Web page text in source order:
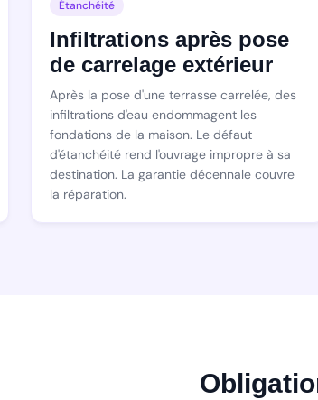
Étanchéité
Infiltrations après pose
de carrelage extérieur
Après la pose d'une terrasse carrelée, des
infiltrations d'eau endommagent les
fondations de la maison. Le défaut
d'étanchéité rend l'ouvrage impropre à sa
destination. La garantie décennale couvre
la réparation.